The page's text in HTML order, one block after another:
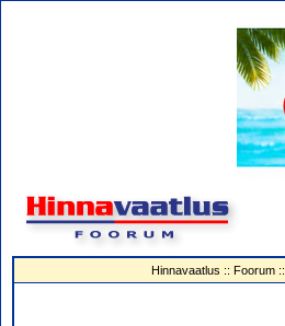
Hinnavaatlus :: Foorum::